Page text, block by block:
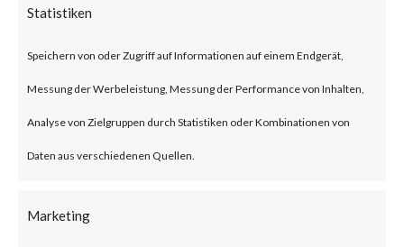
Statistiken
Speichern von oder Zugriff auf Informationen auf einem Endgerät,
Messung der Werbeleistung, Messung der Performance von Inhalten,
Analyse von Zielgruppen durch Statistiken oder Kombinationen von
Daten aus verschiedenen Quellen.
Marketing
vulnerability that affects
WinRAR before version 6.23.
The vulnerability allows threat
actors to create a zip file that
the same filename. Opening